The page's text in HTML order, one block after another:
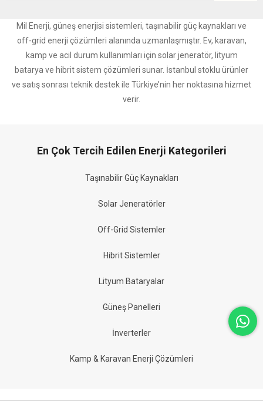
Mil Enerji, güneş enerjisi sistemleri, taşınabilir güç kaynakları ve
off-grid enerji çözümleri alanında uzmanlaşmıştır. Ev, karavan,
kamp ve acil durum kullanımları için solar jeneratör, lityum
batarya ve hibrit sistem çözümleri sunar. İstanbul stoklu ürünler
ve satış sonrası teknik destek ile Türkiye’nin her noktasına hizmet
verir.
En Çok Tercih Edilen Enerji Kategorileri
Taşınabilir Güç Kaynakları
Solar Jeneratörler
Off-Grid Sistemler
Hibrit Sistemler
Lityum Bataryalar
Güneş Panelleri
İnverterler
Kamp & Karavan Enerji Çözümleri